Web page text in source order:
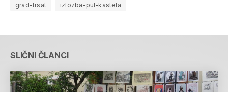
grad-trsat izlozba-pul-kastela
SLIČNI ČLANCI